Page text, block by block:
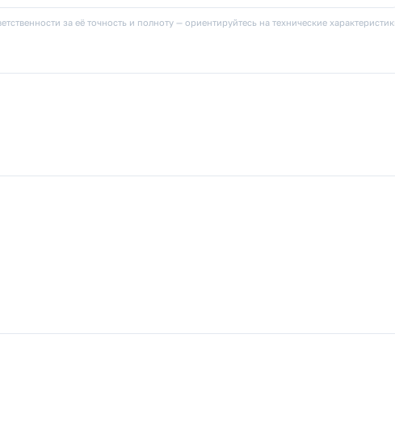
за её точность и полноту — ориентируйтесь на технические